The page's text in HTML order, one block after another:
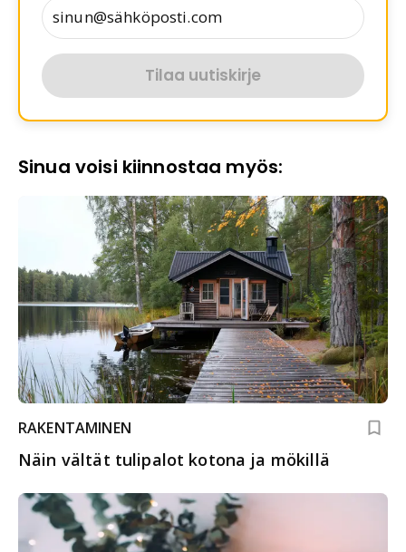
Tilaa uutiskirje
Sinua voisi kiinnostaa myös:
RAKENTAMINEN
Näin vältät tulipalot kotona ja mökillä